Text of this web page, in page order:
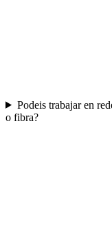
Podeis trabajar en
o fibra?